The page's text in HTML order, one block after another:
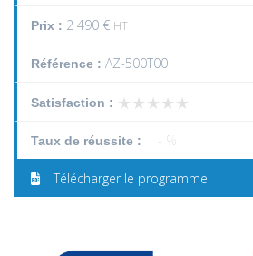
Prix : 2 490 € HT
Référence : AZ-500T00
Satisfaction : ★★★★★
★★★★★
Taux de réussite :
Télécharger le programme